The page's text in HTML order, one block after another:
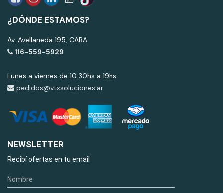
¿DÓNDE ESTAMOS?
Av. Avellaneda 195, CABA
116-559-5929
Lunes a viernes de 10:30hs a 19hs
pedidos@vtxsoluciones.ar
NEWSLETTER
Recibí ofertas en tu email